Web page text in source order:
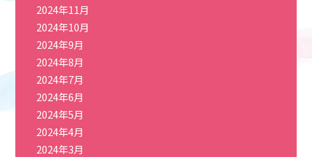
2024年11月
2024年10月
2024年9月
2024年8月
2024年7月
2024年6月
2024年5月
2024年4月
2024年3月